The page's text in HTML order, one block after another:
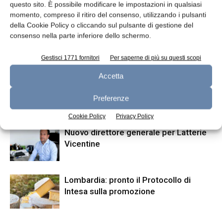
questo sito. È possibile modificare le impostazioni in qualsiasi
momento, compreso il ritiro del consenso, utilizzando i pulsanti
della Cookie Policy o cliccando sul pulsante di gestione del
consenso nella parte inferiore dello schermo.
Gestisci 1771 fornitori Per saperne di più su questi scopi
Accetta
Preferenze
Cookie Policy Privacy Policy
Termosaldatura vaschette
Per Arla crescita sostenibile in
Africa
ARTICOLI CORRELATI ALTRO DALL'AUTORE
Sanpaolo
Nuovo direttore generale per Latterie
Vicentine
Lombardia: pronto il Protocollo di
Intesa sulla promozione